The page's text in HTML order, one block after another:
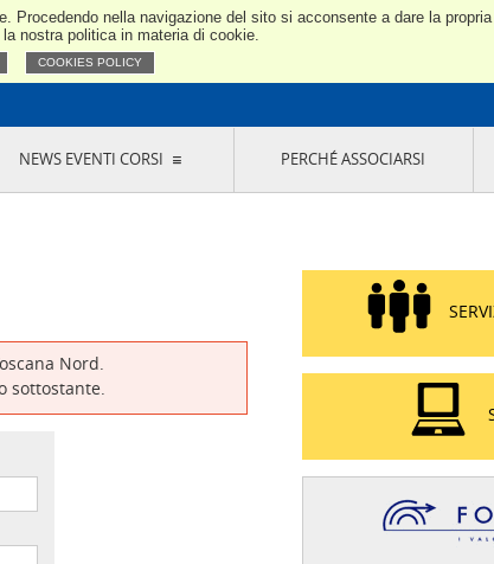
nella navigazione del sito si acconsente a dare la
nostra politica in materia di cookie.
COOKIES POLICY
Toscana Nord
GRUPPI DI ACQUISTO
EDIZIONE
PROGETTO LU.ME.
IL MANAGER
DISTRETTO
GRUPPO
SOSTENIBILITÀ
NEWS EVENTI CORSI PERCHÉ ASSOCIARSI
Nord.
sottostante.